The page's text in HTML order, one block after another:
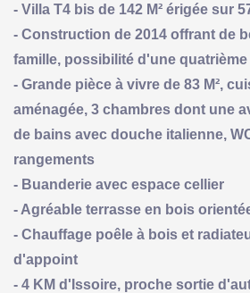
- Villa T4 bis de 142 M² érigée sur
- Construction de 2014 offrant de
famille, possibilité d'une
- Grande pièce à vivre de 83 M²,
aménagée, 3 chambres dont une
de bains avec douche italienne,
rangements
- Buanderie avec espace cellier
- Agréable terrasse en bois
- Chauffage poêle à bois et
d'appoint
- 4 KM d'Issoire, proche sortie